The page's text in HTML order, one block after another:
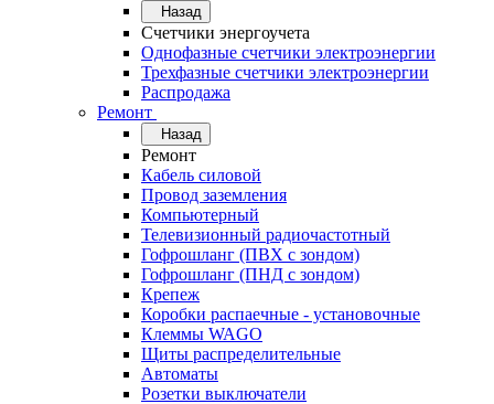
Назад
Счетчики энергоучета
Однофазные счетчики электроэнергии
Трехфазные счетчики электроэнергии
Распродажа
Ремонт
Назад
Ремонт
Кабель силовой
Провод заземления
Компьютерный
Телевизионный радиочастотный
Гофрошланг (ПВХ с зондом)
Гофрошланг (ПНД с зондом)
Крепеж
Коробки распаечные - установочные
Клеммы WAGO
Щиты распределительные
Автоматы
Розетки выключатели